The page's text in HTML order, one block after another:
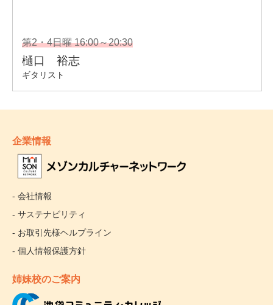
企業情報
- 会社情報
- サステナビリティ
- お取引先様ヘルプライン
- 個人情報保護方針
姉妹校のご案内